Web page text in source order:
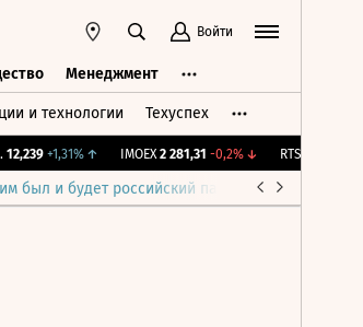
Войти
Менеджмент
и технологии Техуспех
+1,31%↑ IMOEX 2 281,31 -0,2%↓ RTSI 874,64
был и будет российский парламент